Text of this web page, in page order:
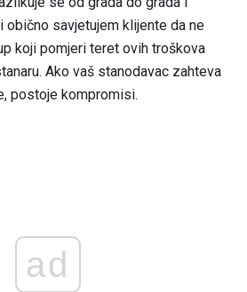
obično savjetujem klijente da ne
koji pomjeri teret ovih troškova
Ako vaš stanodavac zahteva
postoje kompromisi.
ad